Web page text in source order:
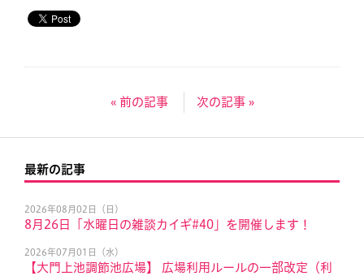
« 前の記事 次の記事 »
最新の記事
2026年08月02日（日）
8月26日「水曜日の雑談カイギ#40」を開催します！
2026年07月01日（水）
【大門上池調節池広場】 広場利用ルールの一部改定（利